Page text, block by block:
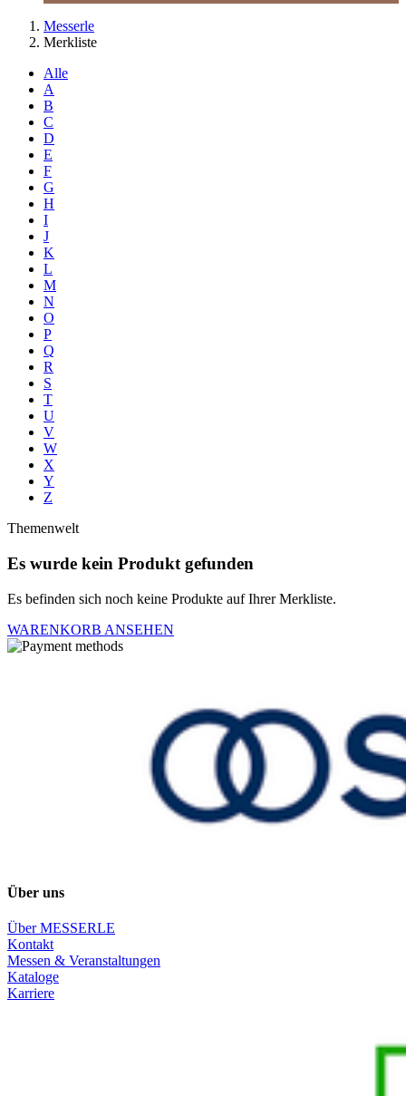
Messerle
Merkliste
Alle
A
B
C
D
E
F
G
H
I
J
K
L
M
N
O
P
Q
R
S
T
U
V
W
X
Y
Z
Themenwelt
Es wurde kein Produkt gefunden
Es befinden sich noch keine Produkte auf Ihrer Merkliste.
WARENKORB ANSEHEN
Über uns
Über MESSERLE
Kontakt
Messen & Veranstaltungen
Kataloge
Karriere